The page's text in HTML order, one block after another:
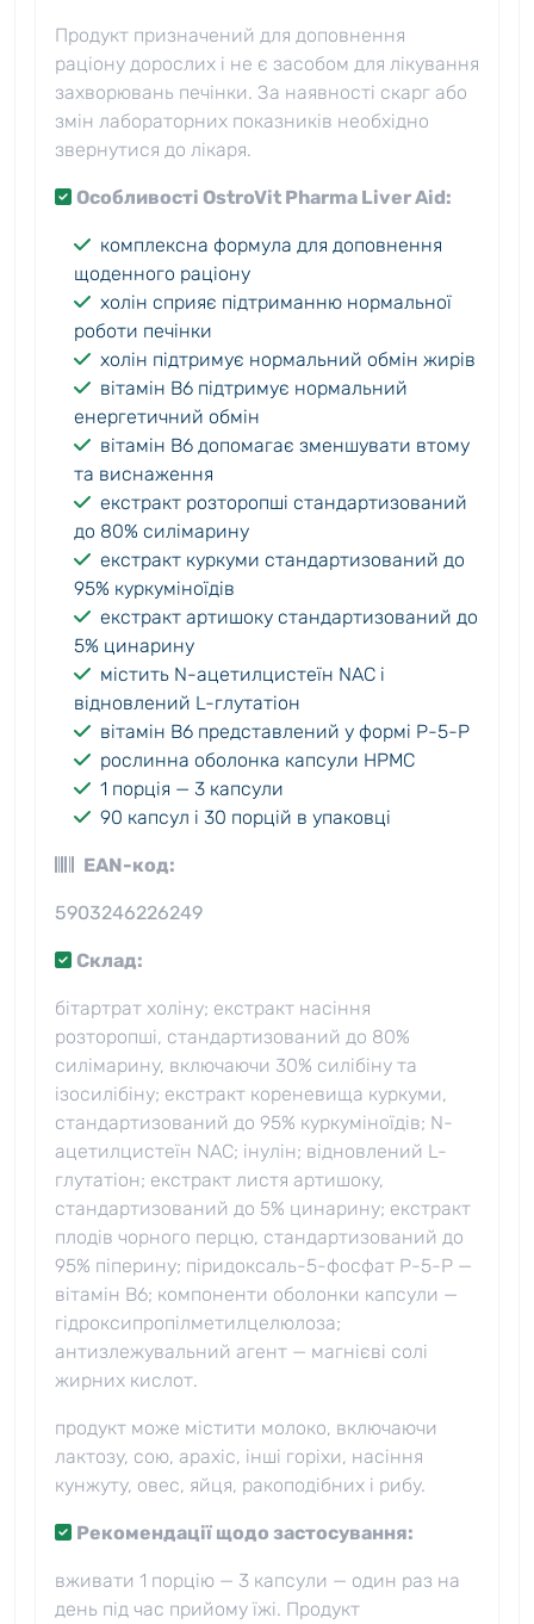
Продукт призначений для доповнення
раціону дорослих і не є засобом для лікування
захворювань печінки. За наявності скарг або
змін лабораторних показників необхідно
звернутися до лікаря.
Особливості OstroVit Pharma Liver Aid:
комплексна формула для доповнення
щоденного раціону
холін сприяє підтриманню нормальної
роботи печінки
холін підтримує нормальний обмін жирів
вітамін B6 підтримує нормальний
енергетичний обмін
вітамін B6 допомагає зменшувати втому
та виснаження
екстракт розторопші стандартизований
до 80% силімарину
екстракт куркуми стандартизований до
95% куркуміноїдів
екстракт артишоку стандартизований до
5% цинарину
містить N-ацетилцистеїн NAC і
відновлений L-глутатіон
вітамін B6 представлений у формі P-5-P
рослинна оболонка капсули HPMC
1 порція — 3 капсули
90 капсул і 30 порцій в упаковці
EAN-код:
5903246226249
Склад:
бітартрат холіну; екстракт насіння
розторопші, стандартизований до 80%
силімарину, включаючи 30% силібіну та
ізосилібіну; екстракт кореневища куркуми,
стандартизований до 95% куркуміноїдів; N-
ацетилцистеїн NAC; інулін; відновлений L-
глутатіон; екстракт листя артишоку,
стандартизований до 5% цинарину; екстракт
плодів чорного перцю, стандартизований до
95% піперину; піридоксаль-5-фосфат P-5-P —
вітамін B6; компоненти оболонки капсули —
гідроксипропілметилцелюлоза;
антизлежувальний агент — магнієві солі
жирних кислот.
продукт може містити молоко, включаючи
лактозу, сою, арахіс, інші горіхи, насіння
кунжуту, овес, яйця, ракоподібних і рибу.
Рекомендації щодо застосування:
вживати 1 порцію — 3 капсули — один раз на
день під час прийому їжі. Продукт